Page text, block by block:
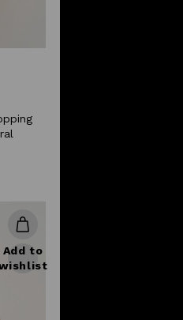
Add to